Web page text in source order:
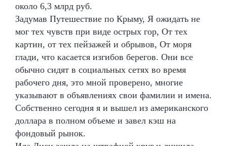
около 6,3 млрд руб.
Задумав Путешествие по Крыму, Я ожидать не
мог тех чувств при виде острых гор, От тех
картин, от тех пейзажей и обрывов, От моря
глади, что касается изгибов берегов. Они все
обычно сидят в социальных сетях во время
рабочего дня, это мной проверено, многие
указывают в объявлениях свои фамилии и имена.
Собственно сегодня я и вышел из американского
доллара в полном объеме и завел кэш на
фондовый рынок.